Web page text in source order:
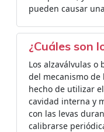
pueden causar
¿Cuáles son
Los alzaválvulas
del mecanismo de
hecho de utilizar
cavidad interna y
con las levas
calibrarse